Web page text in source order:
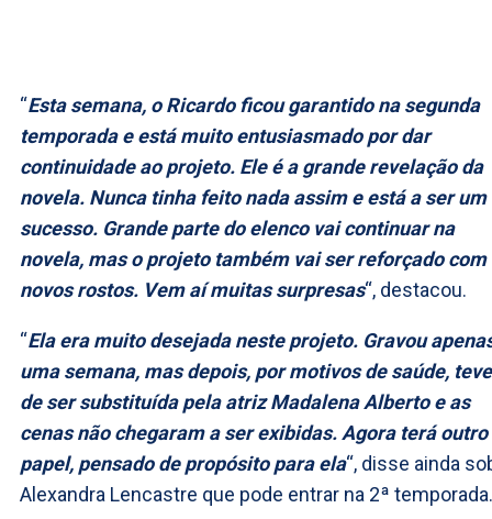
“Esta semana, o Ricardo ficou garantido na segunda
temporada e está muito entusiasmado por dar
continuidade ao projeto. Ele é a grande revelação da
novela. Nunca tinha feito nada assim e está a ser um
sucesso. Grande parte do elenco vai continuar na
novela, mas o projeto também vai ser reforçado com
novos rostos. Vem aí muitas surpresas“, destacou.
“Ela era muito desejada neste projeto. Gravou
uma semana, mas depois, por motivos de saúde, teve
de ser substituída pela atriz Madalena Alberto e as
cenas não chegaram a ser exibidas. Agora terá outro
papel, pensado de propósito para ela“, disse ainda
Alexandra Lencastre que pode entrar na 2ª temporada.